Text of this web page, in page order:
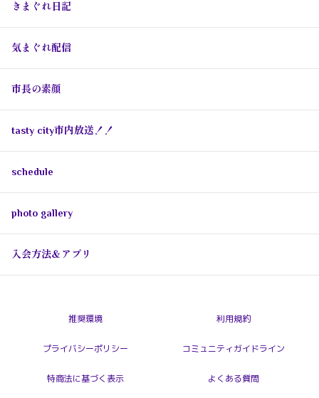
きまぐれ日記
気まぐれ配信
市長の素顔
tasty city市内放送！！
schedule
photo gallery
入会方法＆アプリ
推奨環境 利用規約
プライバシーポリシー コミュニティガイドライン
特商法に基づく表示 よくある質問